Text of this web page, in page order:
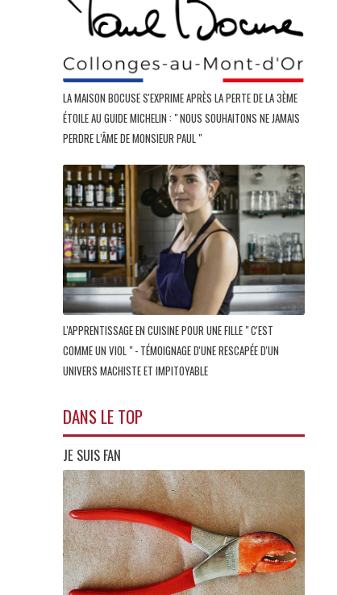
LA MAISON BOCUSE S'EXPRIME APRÈS LA PERTE DE LA 3ÈME
ÉTOILE AU GUIDE MICHELIN : " NOUS SOUHAITONS NE JAMAIS
PERDRE L’ÂME DE MONSIEUR PAUL "
L'APPRENTISSAGE EN CUISINE POUR UNE FILLE " C'EST
COMME UN VIOL " - TÉMOIGNAGE D'UNE RESCAPÉE D'UN
UNIVERS MACHISTE ET IMPITOYABLE
DANS LE TOP
JE SUIS FAN